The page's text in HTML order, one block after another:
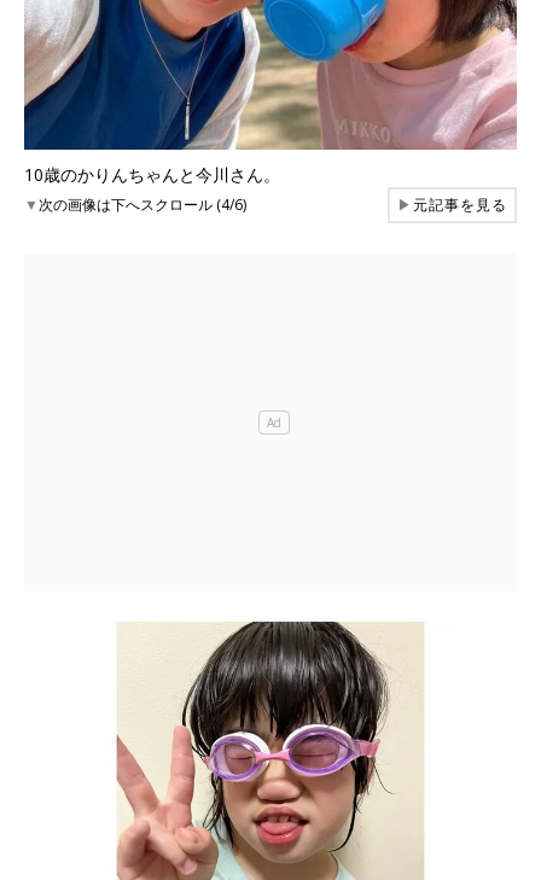
10歳のかりんちゃんと今川さん。
▼次の画像は下へスクロール (4/6) ▶元記事を見る